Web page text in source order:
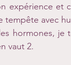
expérience
tempête avec
hormones,
vaut 2.